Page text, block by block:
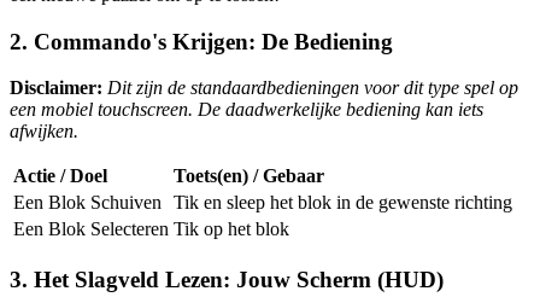
2. Commando's Krijgen: De Bediening
Disclaimer: Dit zijn de standaardbedieningen voor dit type spel op
een mobiel touchscreen. De daadwerkelijke bediening kan iets
afwijken.
Actie / Doel
Toets(en) / Gebaar
Een Blok Schuiven
Tik en sleep het blok in de gewenste richting
Een Blok Selecteren Tik op het blok
3. Het Slagveld Lezen: Jouw Scherm (HUD)